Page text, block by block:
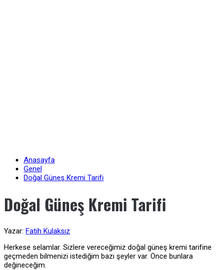
Anasayfa
Genel
Doğal Güneş Kremi Tarifi
Doğal Güneş Kremi Tarifi
Yazar: Fatih Kulaksız
Herkese selamlar. Sizlere vereceğimiz doğal güneş kremi tarifine
geçmeden bilmenizi istediğim bazı şeyler var. Önce bunlara
değineceğim.